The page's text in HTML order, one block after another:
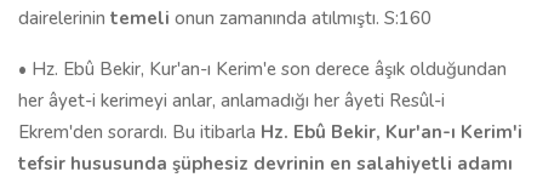
dairelerinin temeli onun zamanında atılmıştı. S:160
• Hz. Ebû Bekir, Kur'an-ı Kerim'e son derece âşık olduğundan
her âyet-i kerimeyi anlar, anlamadığı her âyeti Resûl-i
Ekrem'den sorardı. Bu itibarla Hz. Ebû Bekir, Kur'an-ı Kerim'i
tefsir hususunda şüphesiz devrinin en salahiyetli adamı